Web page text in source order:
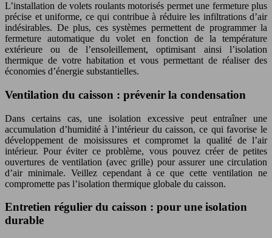
L’installation de volets roulants motorisés permet une fermeture plus
précise et uniforme, ce qui contribue à réduire les infiltrations d’air
indésirables. De plus, ces systèmes permettent de programmer la
fermeture automatique du volet en fonction de la température
extérieure ou de l’ensoleillement, optimisant ainsi l’isolation
thermique de votre habitation et vous permettant de réaliser des
économies d’énergie substantielles.
Ventilation du caisson : prévenir la condensation
Dans certains cas, une isolation excessive peut entraîner une
accumulation d’humidité à l’intérieur du caisson, ce qui favorise le
développement de moisissures et compromet la qualité de l’air
intérieur. Pour éviter ce problème, vous pouvez créer de petites
ouvertures de ventilation (avec grille) pour assurer une circulation
d’air minimale. Veillez cependant à ce que cette ventilation ne
compromette pas l’isolation thermique globale du caisson.
Entretien régulier du caisson : pour une isolation
durable